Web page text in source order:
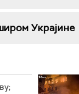
Украјине